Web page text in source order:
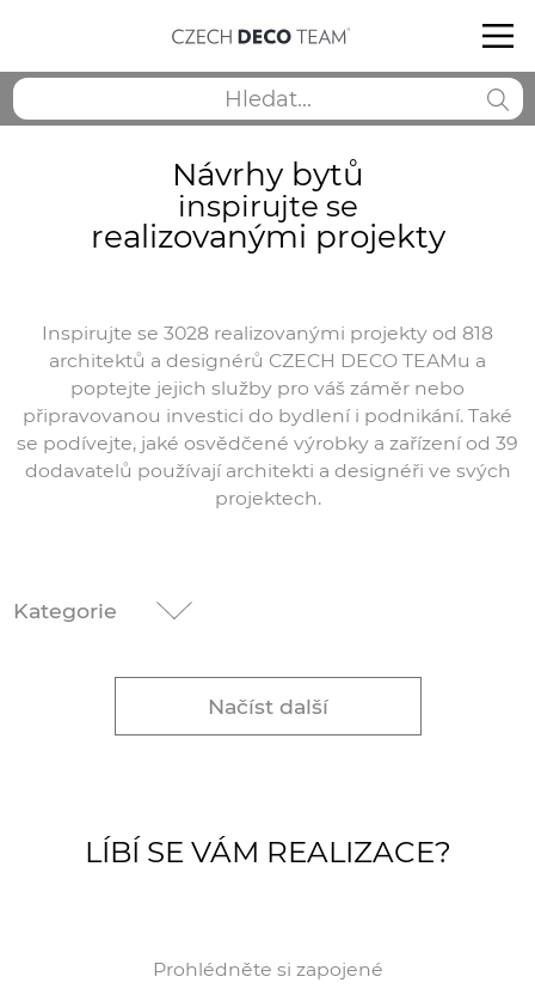
Návrhy bytů
inspirujte se
realizovanými projekty
Inspirujte se 3028 realizovanými projekty od 818
architektů a designérů CZECH DECO TEAMu a
poptejte jejich služby pro váš záměr nebo
připravovanou investici do bydlení i podnikání. Také
se podívejte, jaké osvědčené výrobky a zařízení od 39
dodavatelů používají architekti a designéři ve svých
projektech.
Kategorie
Načíst další
LÍBÍ SE VÁM REALIZACE?
Prohlédněte si zapojené